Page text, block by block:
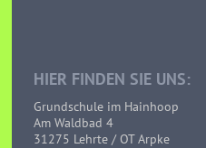
HIER FINDEN SIE UNS:
Grundschule im Hainhoop
Am Waldbad 4
31275 Lehrte / OT Arpke